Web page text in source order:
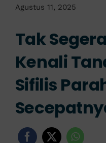
Agustus 11, 2025
Tak
Kenali
Sifilis